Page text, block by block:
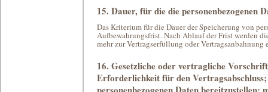
15. Dauer, für die die personenbezogenen
Das Kriterium für die Dauer der Speicherung von
Aufbewahrungsfrist. Nach Ablauf der Frist werden
mehr zur Vertragserfüllung oder Vertragsanbahnung
16. Gesetzliche oder vertragliche
Erforderlichkeit für den